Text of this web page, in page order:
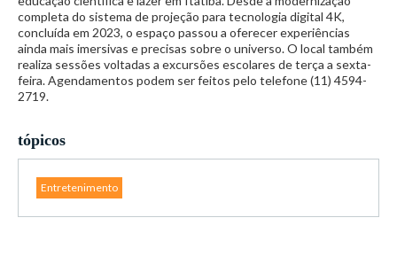
completa do sistema de projeção para tecnologia digital 4K,
concluída em 2023, o espaço passou a oferecer experiências
ainda mais imersivas e precisas sobre o universo. O local também
realiza sessões voltadas a excursões escolares de terça a sexta-
feira. Agendamentos podem ser feitos pelo telefone (11) 4594-
2719.
tópicos
Entretenimento